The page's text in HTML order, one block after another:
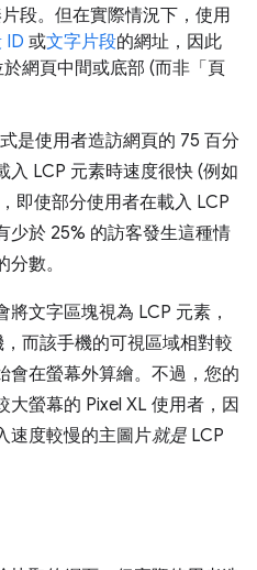
段。但在實際情況下，使用
ID 或文字片段的網址，因此
網頁中間或底部 (而非「頁
是使用者造訪網頁的 75 百分
LCP 元素時速度很快 (例如
即使部分使用者在載入 LCP
少於 25% 的訪客發生這種情
數。
文字區塊視為 LCP 元素，
而該手機的可視區域相對較
會在螢幕外算繪。不過，您的
螢幕的 Pixel XL 使用者，因
速度較慢的主圖片就是 LCP